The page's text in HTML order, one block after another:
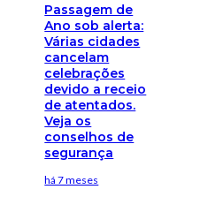
Passagem de
Ano sob alerta:
Várias cidades
cancelam
celebrações
devido a receio
de atentados.
Veja os
conselhos de
segurança
há 7 meses